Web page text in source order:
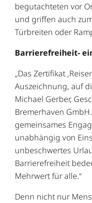
begutachteten vor
und griffen auch
Türbreiten oder
Barrierefreiheit-
„Das Zertifikat
Auszeichnung, auf
Michael Gerber,
Bremerhaven
gemeinsames
unabhängig von
unbeschwertes
Barrierefreiheit
Mehrwert für alle.“
Denn nicht nur